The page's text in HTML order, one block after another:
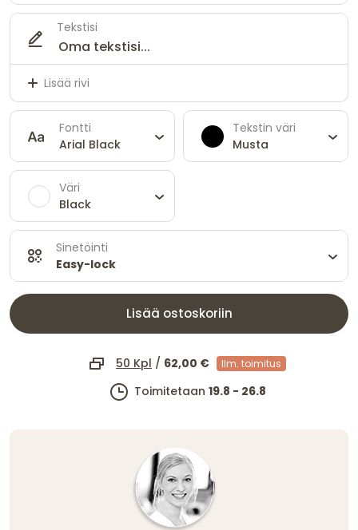
Tekstisi
Lisää rivi
Fontti
Arial Black
Tekstin väri
Musta
Väri
Black
Sinetöinti
Easy-lock
Lisää ostoskoriin
50 Kpl / 62,00 € Ilm. toimitus
Toimitetaan 19.8 - 26.8